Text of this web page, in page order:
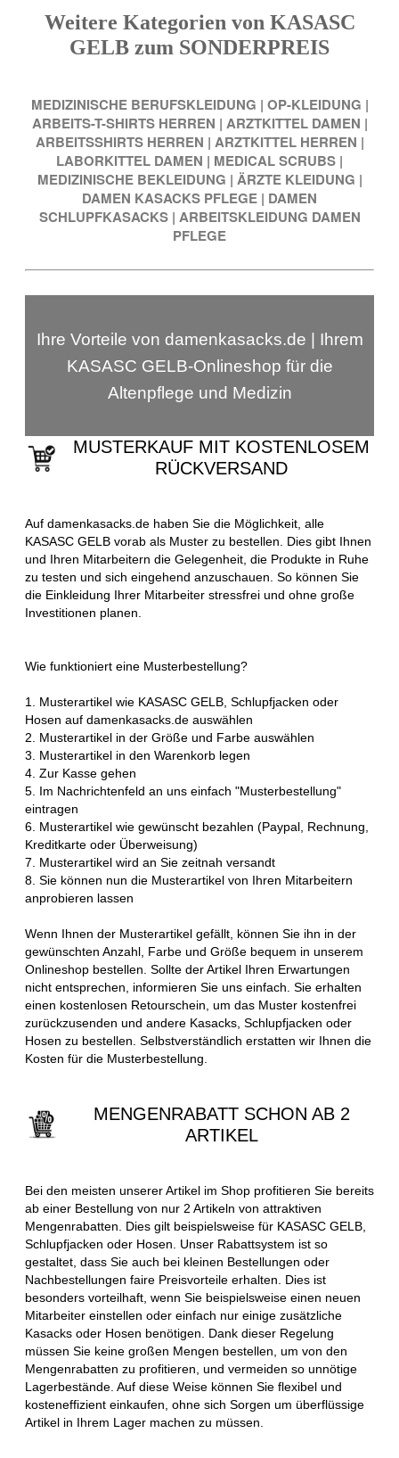
Weitere Kategorien von KASASC
GELB zum SONDERPREIS
MEDIZINISCHE BERUFSKLEIDUNG | OP-KLEIDUNG |
ARBEITS-T-SHIRTS HERREN | ARZTKITTEL DAMEN |
ARBEITSSHIRTS HERREN | ARZTKITTEL HERREN |
LABORKITTEL DAMEN | MEDICAL SCRUBS |
MEDIZINISCHE BEKLEIDUNG | ÄRZTE KLEIDUNG |
DAMEN KASACKS PFLEGE | DAMEN
SCHLUPFKASACKS | ARBEITSKLEIDUNG DAMEN
PFLEGE
Ihre Vorteile von damenkasacks.de | Ihrem
KASASC GELB-Onlineshop für die
Altenpflege und Medizin
MUSTERKAUF MIT KOSTENLOSEM
RÜCKVERSAND
Auf damenkasacks.de haben Sie die Möglichkeit, alle
KASASC GELB vorab als Muster zu bestellen. Dies gibt Ihnen
und Ihren Mitarbeitern die Gelegenheit, die Produkte in Ruhe
zu testen und sich eingehend anzuschauen. So können Sie
die Einkleidung Ihrer Mitarbeiter stressfrei und ohne große
Investitionen planen.
Wie funktioniert eine Musterbestellung?
1. Musterartikel wie KASASC GELB, Schlupfjacken oder
Hosen auf damenkasacks.de auswählen
2. Musterartikel in der Größe und Farbe auswählen
3. Musterartikel in den Warenkorb legen
4. Zur Kasse gehen
5. Im Nachrichtenfeld an uns einfach "Musterbestellung"
eintragen
6. Musterartikel wie gewünscht bezahlen (Paypal, Rechnung,
Kreditkarte oder Überweisung)
7. Musterartikel wird an Sie zeitnah versandt
8. Sie können nun die Musterartikel von Ihren Mitarbeitern
anprobieren lassen
Wenn Ihnen der Musterartikel gefällt, können Sie ihn in der
gewünschten Anzahl, Farbe und Größe bequem in unserem
Onlineshop bestellen. Sollte der Artikel Ihren Erwartungen
nicht entsprechen, informieren Sie uns einfach. Sie erhalten
einen kostenlosen Retourschein, um das Muster kostenfrei
zurückzusenden und andere Kasacks, Schlupfjacken oder
Hosen zu bestellen. Selbstverständlich erstatten wir Ihnen die
Kosten für die Musterbestellung.
MENGENRABATT SCHON AB 2
ARTIKEL
Bei den meisten unserer Artikel im Shop profitieren Sie bereits
ab einer Bestellung von nur 2 Artikeln von attraktiven
Mengenrabatten. Dies gilt beispielsweise für KASASC GELB,
Schlupfjacken oder Hosen. Unser Rabattsystem ist so
gestaltet, dass Sie auch bei kleinen Bestellungen oder
Nachbestellungen faire Preisvorteile erhalten. Dies ist
besonders vorteilhaft, wenn Sie beispielsweise einen neuen
Mitarbeiter einstellen oder einfach nur einige zusätzliche
Kasacks oder Hosen benötigen. Dank dieser Regelung
müssen Sie keine großen Mengen bestellen, um von den
Mengenrabatten zu profitieren, und vermeiden so unnötige
Lagerbestände. Auf diese Weise können Sie flexibel und
kosteneffizient einkaufen, ohne sich Sorgen um überflüssige
Artikel in Ihrem Lager machen zu müssen.